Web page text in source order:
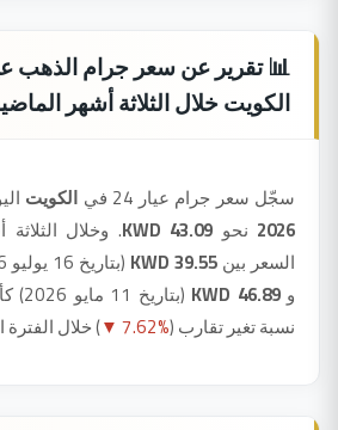
الكويت خلال الثلاثة أشهر
سجّل سعر جرام عيار 24 في الكويت
2026 نحو 43.09 KWD
. وخلال
السعر بين39.55 KWD
و46.89 KWD
نسبة تغير تقارب (▼ 7.62%) خلال